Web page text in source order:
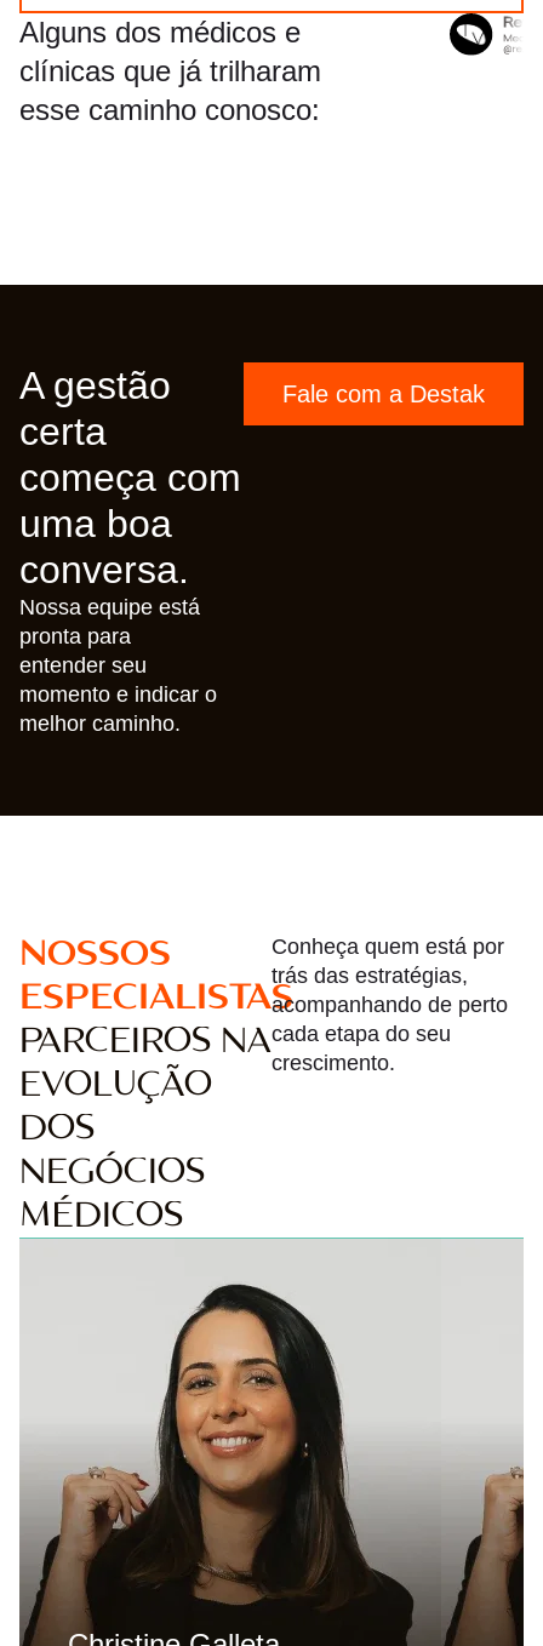
Alguns dos médicos e
clínicas que já trilharam
esse caminho conosco:
A gestão
certa
começa com
uma boa
conversa.
Nossa equipe está
pronta para
entender seu
momento e indicar o
melhor caminho.
Fale com a Destak
NOSSOS
ESPECIALISTAS
PARCEIROS NA
EVOLUÇÃO
DOS
NEGÓCIOS
MÉDICOS
Conheça quem está por
trás das estratégias,
acompanhando de perto
cada etapa do seu
crescimento.
Formada em Engenharia de Produção pelo
Instituto Mauá de Tecnologia, possui MBA
Executivo Financeiro pelo Insper. Sempre
trabalhou no mundo corporativo em empresas
de grande porte, com foco em planejamento
financeiro, planejamento estratégico e
precificação. Atualmente dedica-se ao segmento
médico. Leva sua bagagem corporativa para
ajudar médicos a tomarem decisões com mais
clareza e de forma estratégica.